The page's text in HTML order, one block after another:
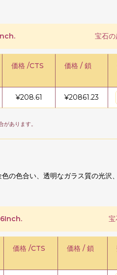
宝石の
価格 /CTS 価格 / 鎖
¥208.61 ¥20861.23
あります。
の色合い、透明なガラス質の光沢
宝
価格 /CTS 価格 / 鎖